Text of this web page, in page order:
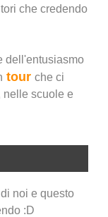
che credendo
dell'entusiasmo
tour che ci
nelle scuole e
noi e questo
:D